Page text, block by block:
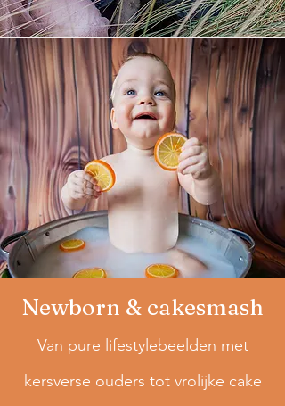
Newborn & cakesmash
Van pure lifestylebeelden met
kersverse ouders tot vrolijke cake